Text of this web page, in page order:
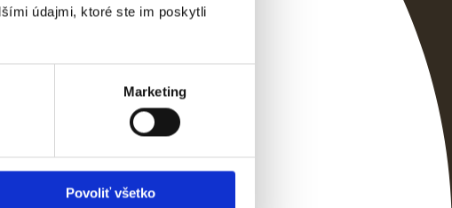
údajmi, ktoré ste im poskytli
Marketing
Povoliť všetko